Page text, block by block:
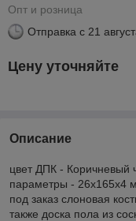
Опт и розница
Отправка с 21
Цену уточняйте
Описание
цвет ДПК - Коричневый
параметры - 26х165х4
под заказ слоновая
также доска пола из